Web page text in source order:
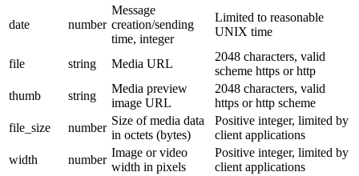
date number
Message
creation/sending
time, integer
Limited to reasonable
UNIX time
file string Media URL
2048 characters, valid
scheme https or http
thumb
string
Media preview
image URL
2048 characters, valid
https or http scheme
file_size
number
Size of media data
in octets (bytes)
Positive integer, limited by
client applications
width
number
Image or video
width in pixels
Positive integer, limited by
client applications